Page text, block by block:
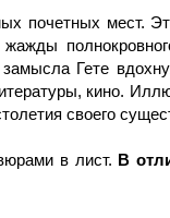
почетных мест.
Гете
кино.
своего
в лист. В